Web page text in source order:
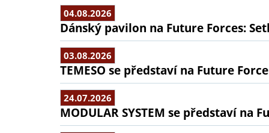
04.08.2026
Dánský pavilon na Future Forces:
03.08.2026
TEMESO se představí na Future
24.07.2026
MODULAR SYSTEM se představí na